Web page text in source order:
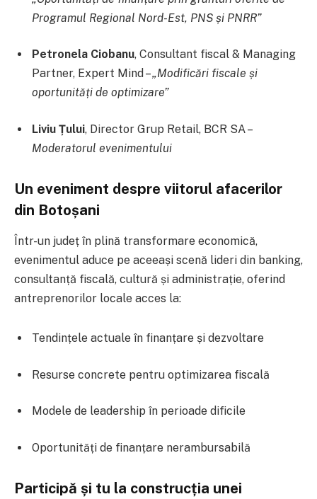
Programul Regional Nord-Est, PNS și PNRR”
Petronela Ciobanu, Consultant fiscal & Managing
Partner, Expert Mind –„Modificări fiscale și
oportunități de optimizare”
Liviu Țului, Director Grup Retail, BCR SA –
Moderatorul evenimentului
Un eveniment despre viitorul afacerilor
din Botoșani
Într-un județ în plină transformare economică,
evenimentul aduce pe aceeași scenă lideri din banking,
consultanță fiscală, cultură și administrație, oferind
antreprenorilor locale acces la:
Tendințele actuale în finanțare și dezvoltare
Resurse concrete pentru optimizarea fiscală
Modele de leadership în perioade dificile
Oportunități de finanțare nerambursabilă
Participă și tu la construcția unei